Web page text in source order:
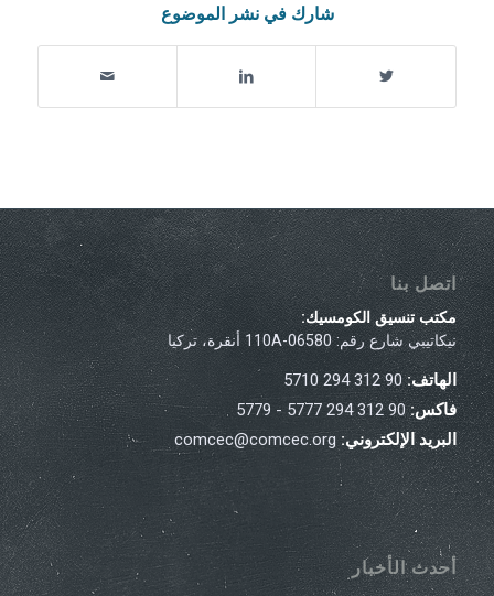
شارك في نشر الموضوع
اتصل بنا
مكتب تنسيق الكومسيك:
نيكاتيبي شارع رقم: 110A-06580 أنقرة، تركيا
الهاتف:90 312 294 5710
فاكس:90 312 294 5777 - 5779
البريد الإلكتروني: comcec@comcec.org
أحدث الأخبار